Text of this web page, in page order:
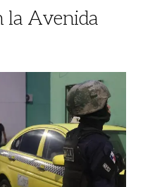
la Avenida